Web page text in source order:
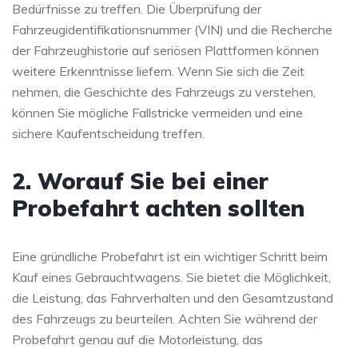
Bedürfnisse zu treffen. Die Überprüfung der
Fahrzeugidentifikationsnummer (VIN) und die Recherche
der Fahrzeughistorie auf seriösen Plattformen können
weitere Erkenntnisse liefern. Wenn Sie sich die Zeit
nehmen, die Geschichte des Fahrzeugs zu verstehen,
können Sie mögliche Fallstricke vermeiden und eine
sichere Kaufentscheidung treffen.
2. Worauf Sie bei einer
Probefahrt achten sollten
Eine gründliche Probefahrt ist ein wichtiger Schritt beim
Kauf eines Gebrauchtwagens. Sie bietet die Möglichkeit,
die Leistung, das Fahrverhalten und den Gesamtzustand
des Fahrzeugs zu beurteilen. Achten Sie während der
Probefahrt genau auf die Motorleistung, das